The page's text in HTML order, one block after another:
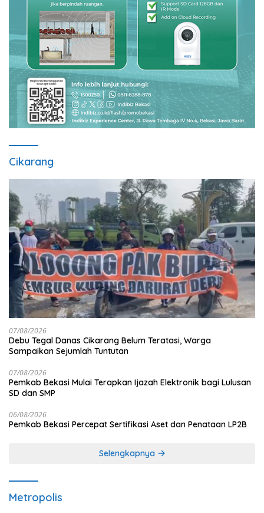
Cikarang
07/08/2026
Debu Tegal Danas Cikarang Belum Teratasi, Warga
Sampaikan Sejumlah Tuntutan
07/08/2026
Pemkab Bekasi Mulai Terapkan Ijazah Elektronik bagi Lulusan
SD dan SMP
06/08/2026
Pemkab Bekasi Percepat Sertifikasi Aset dan Penataan LP2B
Selengkapnya
Metropolis